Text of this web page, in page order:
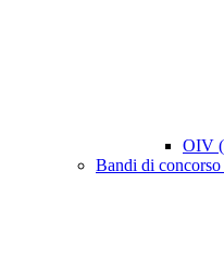
OIV
Bandi di concorso